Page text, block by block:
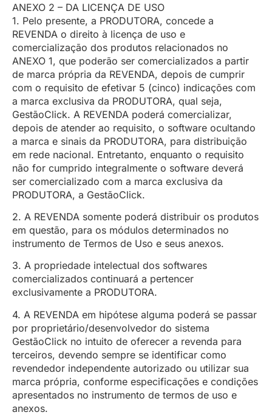
ANEXO 2 – DA LICENÇA DE USO
1. Pelo presente, a PRODUTORA, concede a
REVENDA o direito à licença de uso e
comercialização dos produtos relacionados no
ANEXO 1, que poderão ser comercializados a partir
de marca própria da REVENDA, depois de cumprir
com o requisito de efetivar 5 (cinco) indicações com
a marca exclusiva da PRODUTORA, qual seja,
GestãoClick. A REVENDA poderá comercializar,
depois de atender ao requisito, o software ocultando
a marca e sinais da PRODUTORA, para distribuição
em rede nacional. Entretanto, enquanto o requisito
não for cumprido integralmente o software deverá
ser comercializado com a marca exclusiva da
PRODUTORA, a GestãoClick.
2. A REVENDA somente poderá distribuir os produtos
em questão, para os módulos determinados no
instrumento de Termos de Uso e seus anexos.
3. A propriedade intelectual dos softwares
comercializados continuará a pertencer
exclusivamente a PRODUTORA.
4. A REVENDA em hipótese alguma poderá se passar
por proprietário/desenvolvedor do sistema
GestãoClick no intuito de oferecer a revenda para
terceiros, devendo sempre se identificar como
revendedor independente autorizado ou utilizar sua
marca própria, conforme especificações e condições
apresentados no instrumento de termos de uso e
anexos.